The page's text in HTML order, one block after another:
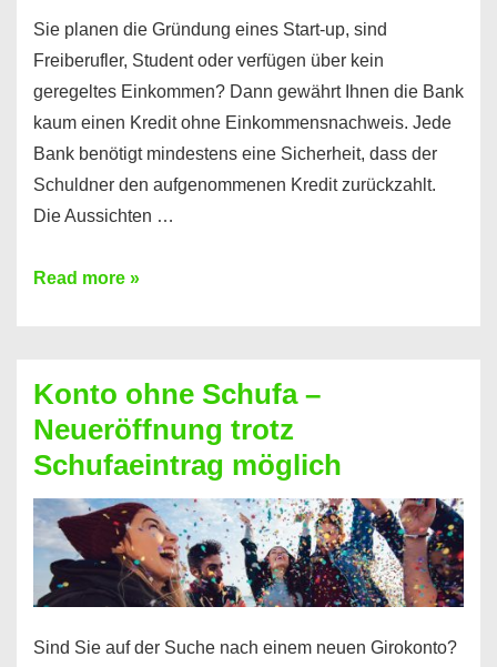
Sie planen die Gründung eines Start-up, sind
Freiberufler, Student oder verfügen über kein
geregeltes Einkommen? Dann gewährt Ihnen die Bank
kaum einen Kredit ohne Einkommensnachweis. Jede
Bank benötigt mindestens eine Sicherheit, dass der
Schuldner den aufgenommenen Kredit zurückzahlt.
Die Aussichten …
Mit
Sie
einen
Kredit
ohne
Einkommensnachweis
Read more »
Konto ohne Schufa –
Neueröffnung trotz
Schufaeintrag möglich
Sind Sie auf der Suche nach einem neuen Girokonto?